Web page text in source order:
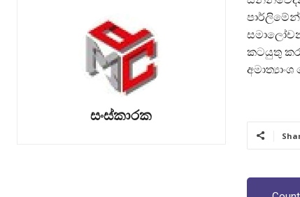
සංස්කාරක
කටයුතු